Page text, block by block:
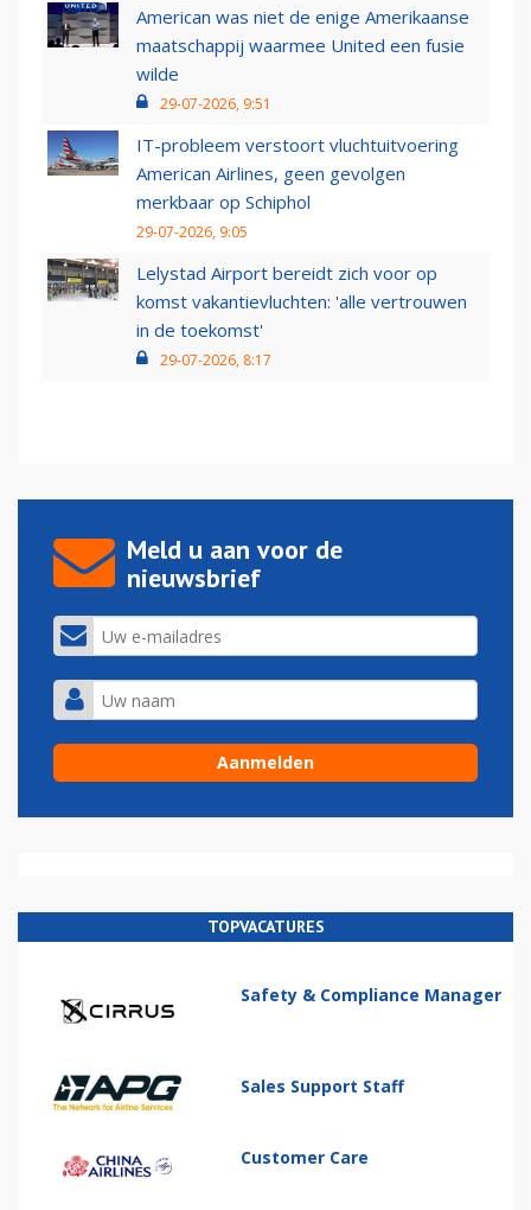
American was niet de enige Amerikaanse
maatschappij waarmee United een fusie
wilde
29-07-2026, 9:51
IT-probleem verstoort vluchtuitvoering
American Airlines, geen gevolgen
merkbaar op Schiphol
29-07-2026, 9:05
Lelystad Airport bereidt zich voor op
komst vakantievluchten: 'alle vertrouwen
in de toekomst'
29-07-2026, 8:17
Meld u aan voor de
nieuwsbrief
TOPVACATURES
Safety & Compliance Manager
Sales Support Staff
Customer Care